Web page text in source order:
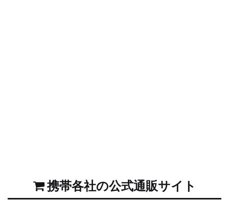
携帯各社の公式通販サイト